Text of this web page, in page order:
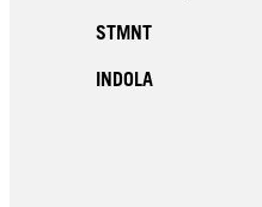
STMNT
INDOLA